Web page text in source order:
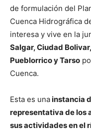
de formulación del
Cuenca Hidrográfica
interesa y vive en la
Salgar, Ciudad
Pueblorrico y Tarso
Cuenca.
Esta es unainstancia
representativa de los
sus actividades en el